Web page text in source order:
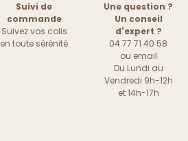
Suivi de
commande
Suivez vos colis
en toute sérénité
Une question ?
Un conseil
d'expert ?
04 77 71 40 58
ou email
Du Lundi au
Vendredi 9h-12h
et 14h-17h